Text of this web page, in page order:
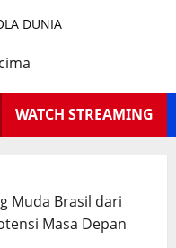
DUNIA
WATCH STREAMING
Muda Brasil dari
Masa Depan